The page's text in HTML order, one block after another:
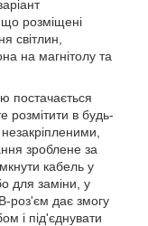
розміщені
світлин,
на магнітолу та
постачається
розмітити в будь-
зроблене за
кабель у
для заміни, у
роз'єм дає змогу
і під'єднувати